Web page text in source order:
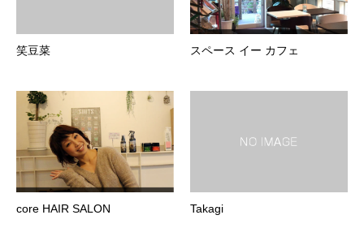
笑豆菜 スペース イー カフェ
core HAIR SALON Takagi